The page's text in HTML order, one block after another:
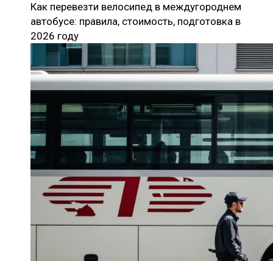
Как перевезти велосипед в междугороднем
автобусе: правила, стоимость, подготовка в
2026 году